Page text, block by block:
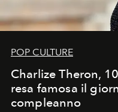
POP CULTURE
Charlize Theron,
resa famosa il
compleanno